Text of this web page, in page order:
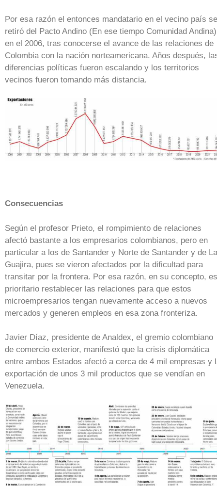
Por esa razón el entonces mandatario en el vecino país se
retiró del Pacto Andino (En ese tiempo Comunidad Andina)
en el 2006, tras conocerse el avance de las relaciones de
Colombia con la nación norteamericana. Años después,
diferencias políticas fueron escalando y los territorios
vecinos fueron tomando más distancia.
Consecuencias
Según el profesor Prieto, el rompimiento de relaciones
afectó bastante a los empresarios colombianos, pero en
particular a los de Santander y Norte de Santander y de La
Guajira, pues se vieron afectados por la dificultad para
transitar por la frontera. Por esa razón, en su concepto, es
prioritario restablecer las relaciones para que estos
microempresarios tengan nuevamente acceso a nuevos
mercados y generen empleos en esa zona fronteriza.
Javier Díaz, presidente de Analdex, el gremio colombiano
de comercio exterior, manifestó que la crisis diplomática
entre ambos Estados afectó a cerca de 4 mil empresas y
exportación de unos 3 mil productos que se vendían en
Venezuela.